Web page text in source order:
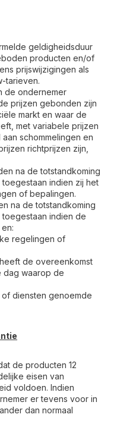
geldigheidsduur
producten en/of
prijswijzigingen als
tarieven.
de ondernemer
prijzen gebonden zijn
markt en waar de
met variabele prijzen
schommelingen en
richtprijzen zijn,
na de totstandkoming
indien zij het
of bepalingen.
na de totstandkoming
indien de
regelingen of
de overeenkomst
dag waarop de
diensten genoemde
de producten 12
eisen van
voldoen. Indien
er tevens voor in
dan normaal